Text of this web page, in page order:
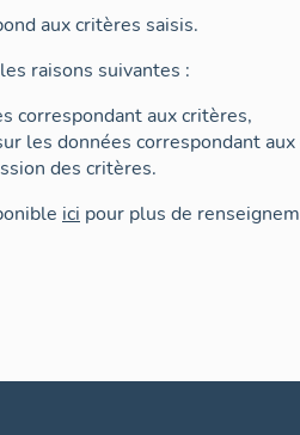
aux critères saisis.
raisons suivantes :
correspondant aux critères,
les données correspondant
des critères.
ici pour plus de